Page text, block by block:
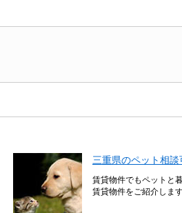
三重県のペット相
賃貸物件でもペットと
賃貸物件をご紹介します